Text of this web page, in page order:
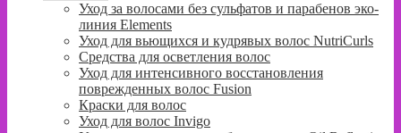
Уход за волосами без сульфатов и парабенов эко-
линия Elements
Уход для вьющихся и кудрявых волос NutriCurls
Средства для осветления волос
Уход для интенсивного восстановления
поврежденных волос Fusion
Краски для волос
Уход для волос Invigo